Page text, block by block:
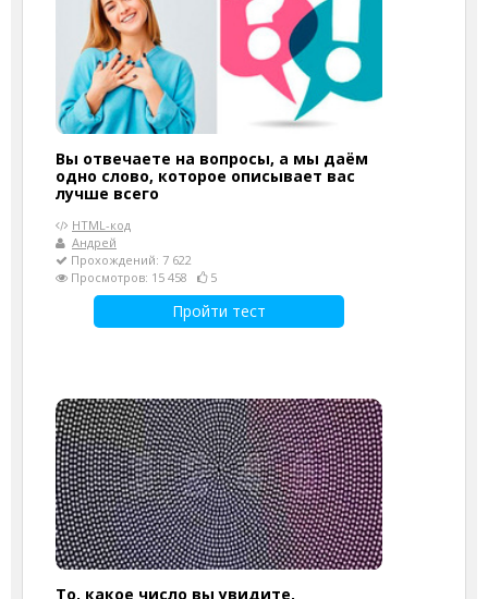
Вы отвечаете на вопросы, а мы даём
одно слово, которое описывает вас
лучше всего
HTML-код
Андрей
Прохождений: 7 622
Просмотров: 15 458
5
Пройти тест
То, какое число вы увидите,